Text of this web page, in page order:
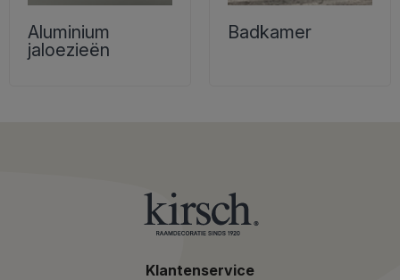
Aluminium
jaloezieën
Badkamer
Klantenservice